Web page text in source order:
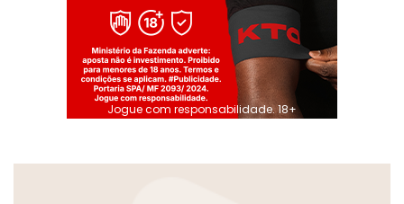
Jogue com responsabilidade. 18+